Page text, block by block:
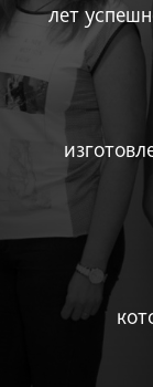
лет